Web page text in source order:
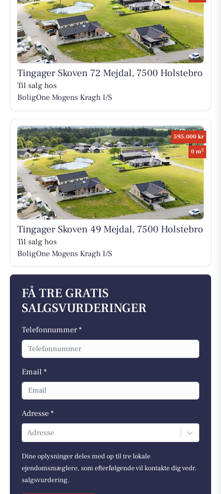
Tingager Skoven 72 Mejdal, 7500 Holstebro
Til salg hos
BoligOne Mogens Kragh I/S
595.000 kr
0 m2
Tingager Skoven 49 Mejdal, 7500 Holstebro
Til salg hos
BoligOne Mogens Kragh I/S
FÅ TRE GRATIS
SALGSVURDERINGER
Telefonnummer *
Email *
Adresse *
Adresse
Dine oplysninger deles med op til tre lokale
ejendomsmæglere, som efterfølgende vil kontakte dig vedr.
salgsvurdering.